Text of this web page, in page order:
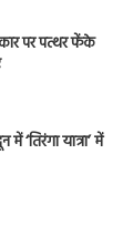
पर पत्थर फेंके
यात्रा’ में